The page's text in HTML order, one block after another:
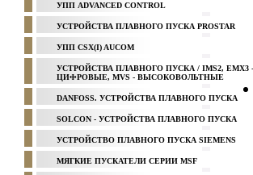
УПП ADVANCED CONTROL
УСТРОЙСТВА ПЛАВНОГО ПУСКА PROSTAR
УПП CSX(I) AUCOM
УСТРОЙСТВА ПЛАВНОГО ПУСКА / IMS2, EMX3 -
ЦИФРОВЫЕ, MVS - ВЫСОКОВОЛЬТНЫЕ
DANFOSS. УСТРОЙСТВА ПЛАВНОГО ПУСКА
SOLCON - УСТРОЙСТВА ПЛАВНОГО ПУСКА
УСТРОЙСТВО ПЛАВНОГО ПУСКА SIEMENS
МЯГКИЕ ПУСКАТЕЛИ СЕРИИ MSF